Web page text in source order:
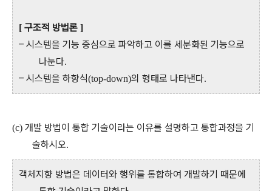
[ 구조적 방법론 ]
– 시스템을 기능 중심으로 파악하고 이를 세분화된 기능으로
나눈다.
– 시스템을 하향식(top-down)의 형태로 나타낸다.
(c) 개발 방법이 통합 기술이라는 이유를 설명하고 통합과정을 기
술하시오.
객체지향 방법은 데이터와 행위를 통합하여 개발하기 때문에